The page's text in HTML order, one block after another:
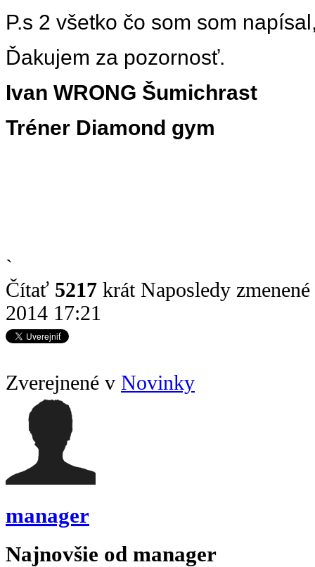
P.s 2 všetko čo som som
Ďakujem za pozornosť.
Ivan WRONG Šumichrast
Tréner Diamond gym
`
Čítať 5217 krát Naposledy
2014 17:21
Zverejnené v Novinky
manager
Najnovšie od manager